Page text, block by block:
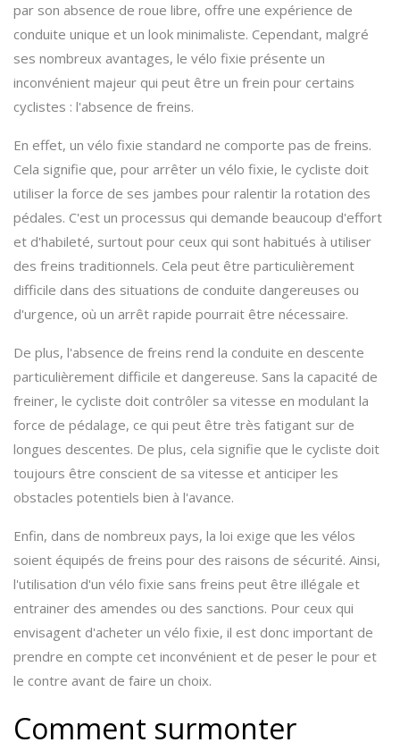
par son absence de roue libre, offre une expérience de
conduite unique et un look minimaliste. Cependant, malgré
ses nombreux avantages, le vélo fixie présente un
inconvénient majeur qui peut être un frein pour certains
cyclistes : l'absence de freins.
En effet, un vélo fixie standard ne comporte pas de freins.
Cela signifie que, pour arrêter un vélo fixie, le cycliste doit
utiliser la force de ses jambes pour ralentir la rotation des
pédales. C'est un processus qui demande beaucoup d'effort
et d'habileté, surtout pour ceux qui sont habitués à utiliser
des freins traditionnels. Cela peut être particulièrement
difficile dans des situations de conduite dangereuses ou
d'urgence, où un arrêt rapide pourrait être nécessaire.
De plus, l'absence de freins rend la conduite en descente
particulièrement difficile et dangereuse. Sans la capacité de
freiner, le cycliste doit contrôler sa vitesse en modulant la
force de pédalage, ce qui peut être très fatigant sur de
longues descentes. De plus, cela signifie que le cycliste doit
toujours être conscient de sa vitesse et anticiper les
obstacles potentiels bien à l'avance.
Enfin, dans de nombreux pays, la loi exige que les vélos
soient équipés de freins pour des raisons de sécurité. Ainsi,
l'utilisation d'un vélo fixie sans freins peut être illégale et
entrainer des amendes ou des sanctions. Pour ceux qui
envisagent d'acheter un vélo fixie, il est donc important de
prendre en compte cet inconvénient et de peser le pour et
le contre avant de faire un choix.
Comment surmonter